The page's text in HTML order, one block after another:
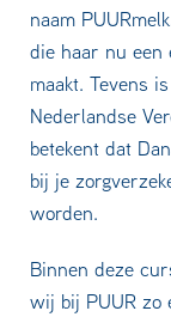
naam
die haar nu een
maakt. Tevens
Nederlandse
betekent dat
bij je
worden.
Binnen deze
wij bij PUUR zo